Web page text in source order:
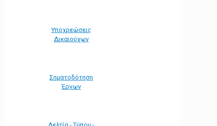
Υποχρεώσεις
Δικαιούχων
Σηματοδότηση
Έργων